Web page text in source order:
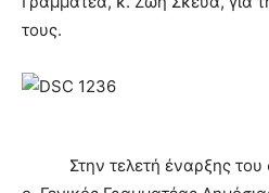
τους.
Στην τελετή έναρξης του